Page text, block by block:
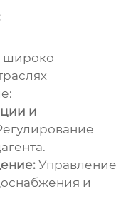
широко
и
Управление
и